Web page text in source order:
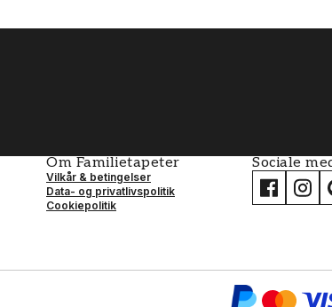
Om Familietapeter
Vilkår & betingelser
Data- og privatlivspolitik
Cookiepolitik
Sociale